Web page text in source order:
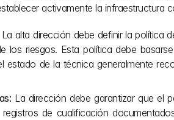
activamente la infraestructura
La alta dirección debe definir la política
los riesgos. Esta política debe
estado de la técnica generalmente
La dirección debe garantizar que el
de cualificación